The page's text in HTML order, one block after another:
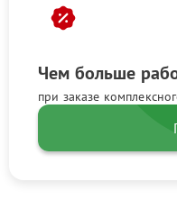
Чем больше
при заказе